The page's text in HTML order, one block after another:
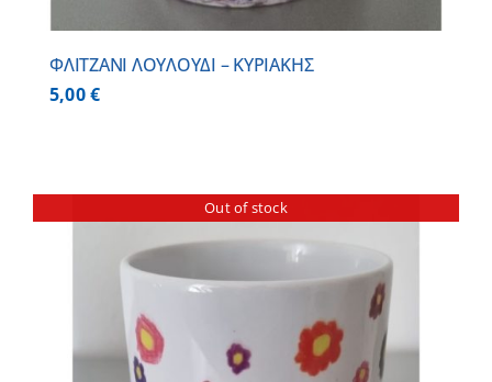
ΦΛΙΤΖΑΝΙ ΛΟΥΛΟΥΔΙ – ΚΥΡΙΑΚΗΣ
5,00€
Out of stock